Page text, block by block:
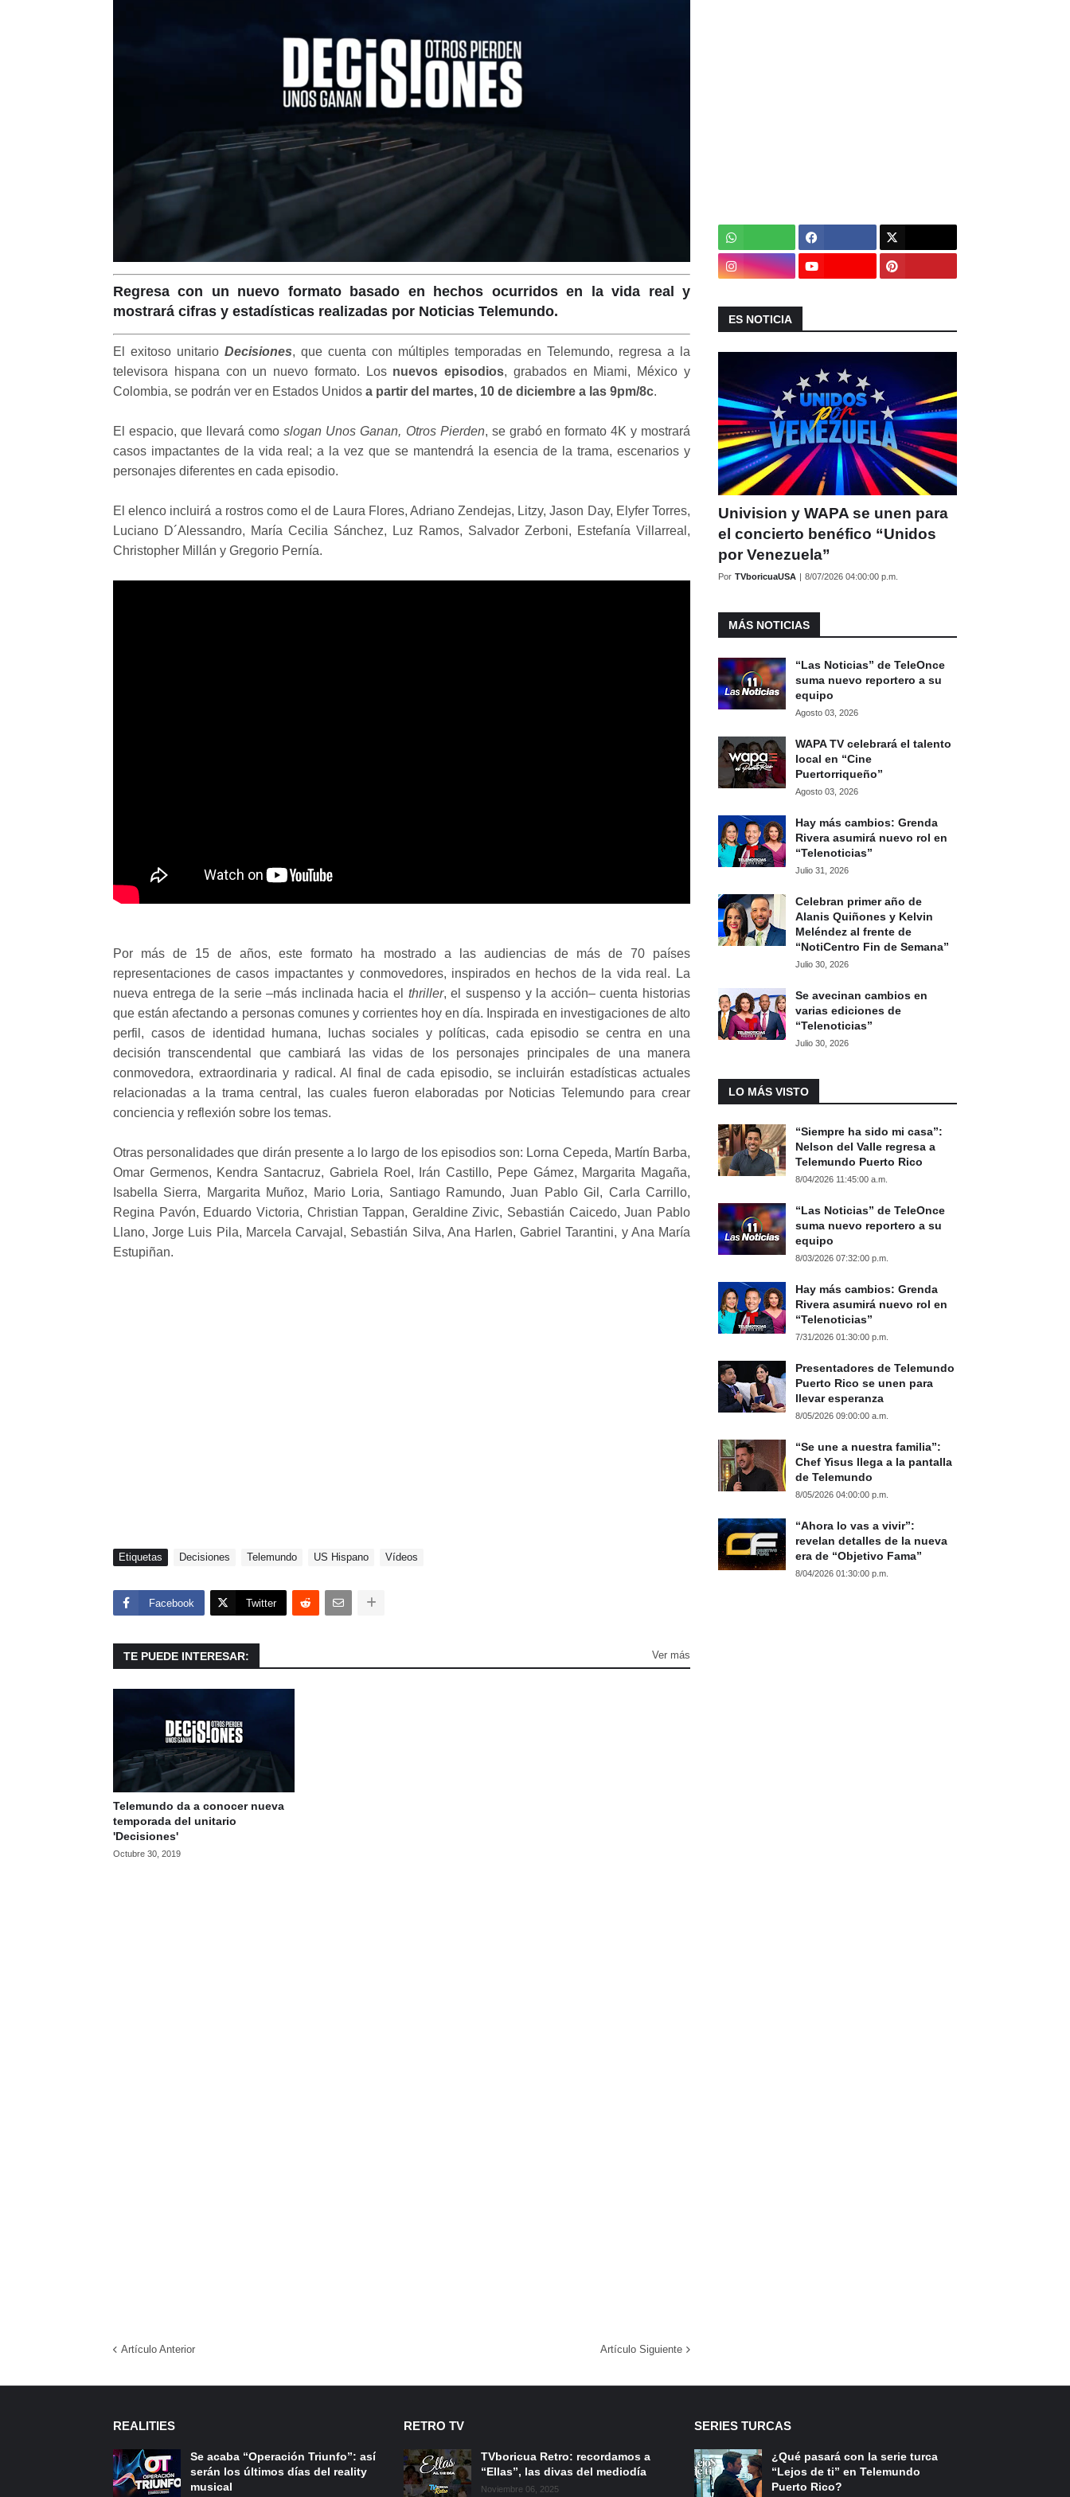
Regresa con un nuevo formato basado en hechos ocurridos en la vida real y
mostrará cifras y estadísticas realizadas por Noticias Telemundo.
El exitoso unitario Decisiones, que cuenta con múltiples temporadas en Telemundo, regresa a la
televisora hispana con un nuevo formato. Los nuevos episodios, grabados en Miami, México y
Colombia, se podrán ver en Estados Unidos a partir del martes, 10 de diciembre a las 9pm/8c.
El espacio, que llevará comoslogan Unos Ganan, Otros Pierden, se grabó en formato 4K y mostrará
casos impactantes de la vida real; a la vez que se mantendrá la esencia de la trama, escenarios y
personajes diferentes en cada episodio.
El elenco incluirá a rostros como el de Laura Flores, Adriano Zendejas, Litzy, Jason Day, Elyfer Torres,
Luciano D´Alessandro, María Cecilia Sánchez, Luz Ramos, Salvador Zerboni, Estefanía Villarreal,
Christopher Millán y Gregorio Pernía.
Por más de 15 de años, este formato ha mostrado a las audiencias de más de 70 países
representaciones de casos impactantes y conmovedores, inspirados en hechos de la vida real. La
nueva entrega de la serie –más inclinada hacia el thriller, el suspenso y la acción– cuenta historias
que están afectando a personas comunes y corrientes hoy en día. Inspirada en investigaciones de alto
perfil, casos de identidad humana, luchas sociales y políticas, cada episodio se centra en una
decisión transcendental que cambiará las vidas de los personajes principales de una manera
conmovedora, extraordinaria y radical. Al final de cada episodio, se incluirán estadísticas actuales
relacionadas a la trama central, las cuales fueron elaboradas por Noticias Telemundo para crear
conciencia y reflexión sobre los temas.
Otras personalidades que dirán presente a lo largo de los episodios son: Lorna Cepeda, Martín Barba,
Omar Germenos, Kendra Santacruz, Gabriela Roel, Irán Castillo, Pepe Gámez, Margarita Magaña,
Isabella Sierra, Margarita Muñoz, Mario Loria, Santiago Ramundo, Juan Pablo Gil, Carla Carrillo,
Regina Pavón, Eduardo Victoria, Christian Tappan, Geraldine Zivic, Sebastián Caicedo, Juan Pablo
Llano, Jorge Luis Pila, Marcela Carvajal, Sebastián Silva, Ana Harlen, Gabriel Tarantini, y Ana María
Estupiñan.
Etiquetas Decisiones Telemundo US Hispano Vídeos
Facebook Twitter
TE PUEDE INTERESAR: Ver más
Telemundo da a conocer nueva
temporada del unitario
'Decisiones'
Octubre 30, 2019
Artículo Anterior Artículo Siguiente
ES NOTICIA
Univision y WAPA se unen para
el concierto benéfico “Unidos
por Venezuela”
Por TVboricuaUSA | 8/07/2026 04:00:00 p.m.
MÁS NOTICIAS
“Las Noticias” de TeleOnce
suma nuevo reportero a su
equipo
Agosto 03, 2026
WAPA TV celebrará el talento
local en “Cine
Puertorriqueño”
Agosto 03, 2026
Hay más cambios: Grenda
Rivera asumirá nuevo rol en
“Telenoticias”
Julio 31, 2026
Celebran primer año de
Alanis Quiñones y Kelvin
Meléndez al frente de
“NotiCentro Fin de Semana”
Julio 30, 2026
Se avecinan cambios en
varias ediciones de
“Telenoticias”
Julio 30, 2026
LO MÁS VISTO
“Siempre ha sido mi casa”:
Nelson del Valle regresa a
Telemundo Puerto Rico
8/04/2026 11:45:00 a.m.
“Las Noticias” de TeleOnce
suma nuevo reportero a su
equipo
8/03/2026 07:32:00 p.m.
Hay más cambios: Grenda
Rivera asumirá nuevo rol en
“Telenoticias”
7/31/2026 01:30:00 p.m.
Presentadores de Telemundo
Puerto Rico se unen para
llevar esperanza
8/05/2026 09:00:00 a.m.
“Se une a nuestra familia”:
Chef Yisus llega a la pantalla
de Telemundo
8/05/2026 04:00:00 p.m.
“Ahora lo vas a vivir”:
revelan detalles de la nueva
era de “Objetivo Fama”
8/04/2026 01:30:00 p.m.
REALITIES
Se acaba “Operación Triunfo”: así
serán los últimos días del reality
musical
RETRO TV
TVboricua Retro: recordamos a
“Ellas”, las divas del mediodía
Noviembre 06, 2025
SERIES TURCAS
¿Qué pasará con la serie turca
“Lejos de ti” en Telemundo
Puerto Rico?